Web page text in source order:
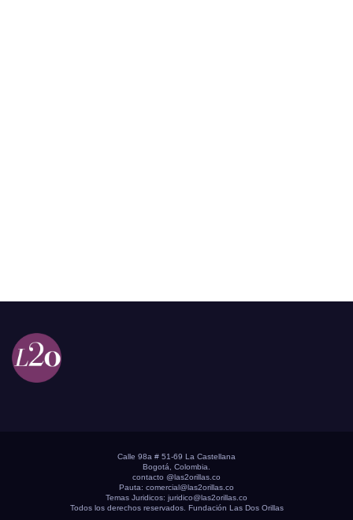
Calle 98a # 51-69 La Castellana
Bogotá, Colombia.
contacto @las2orillas.co
Pauta: comercial@las2orillas.co
Temas Juridicos: juridico@las2orillas.co
Todos los derechos reservados. Fundación Las Dos Orillas